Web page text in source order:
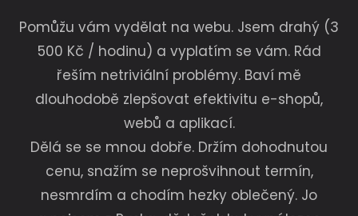
Pomůžu vám vydělat na webu. Jsem drahý (3
500 Kč / hodinu) a vyplatím se vám. Rád
řeším netriviální problémy. Baví mě
dlouhodobě zlepšovat efektivitu e-shopů,
webů a aplikací.
Dělá se se mnou dobře. Držím dohodnutou
cenu, snažím se neprošvihnout termín,
nesmrdím a chodím hezky oblečený. Jo